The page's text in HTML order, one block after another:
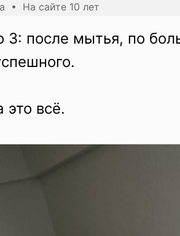
• На сайте 10 лет
3: после мытья, по
это всё.